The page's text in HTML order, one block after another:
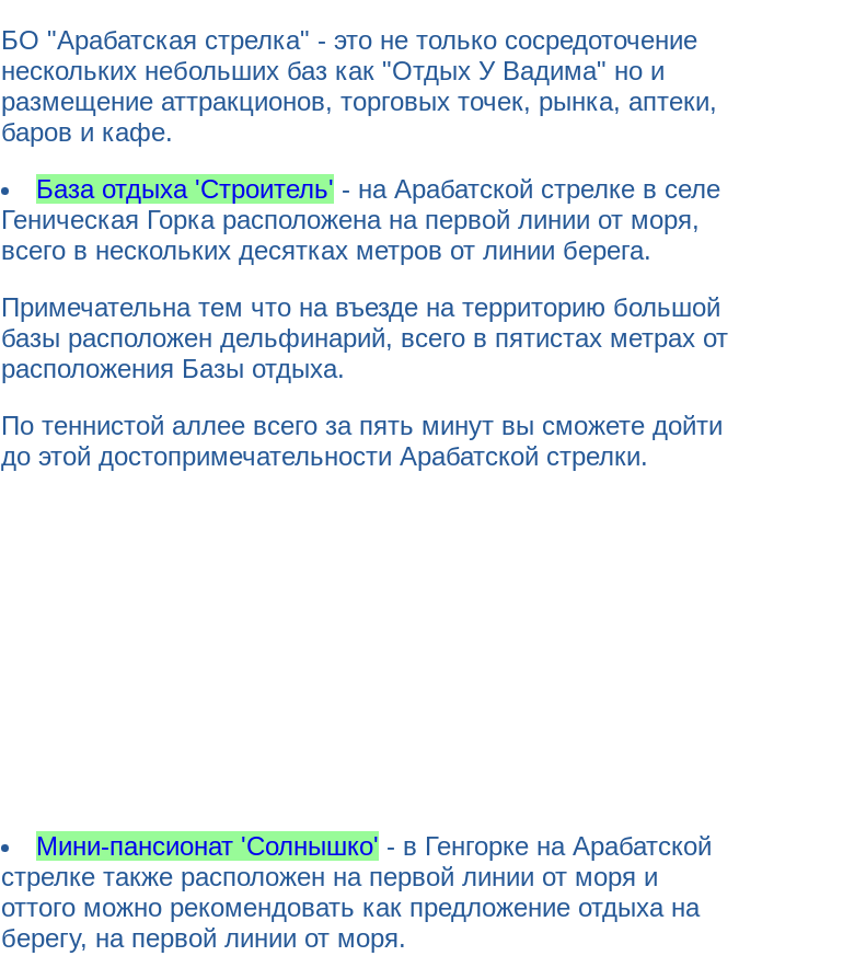
БО "Арабатская стрелка" - это не только сосредоточение
нескольких небольших баз как "Отдых У Вадима" но и
размещение аттракционов, торговых точек, рынка, аптеки,
баров и кафе.
База отдыха 'Строитель' - на Арабатской стрелке в селе
Геническая Горка расположена на первой линии от моря,
всего в нескольких десятках метров от линии берега.
Примечательна тем что на въезде на территорию большой
базы расположен дельфинарий, всего в пятистах метрах от
расположения Базы отдыха.
По теннистой аллее всего за пять минут вы сможете дойти
до этой достопримечательности Арабатской стрелки.
Мини-пансионат 'Солнышко' - в Генгорке на Арабатской
стрелке также расположен на первой линии от моря и
оттого можно рекомендовать как предложение отдыха на
берегу, на первой линии от моря.